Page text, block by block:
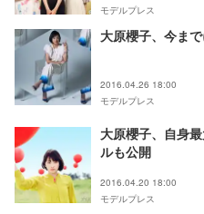
モデルプレス
大原櫻子、今ま
2016.04.26 18:00
モデルプレス
大原櫻子、自身
ルも公開
2016.04.20 18:00
モデルプレス